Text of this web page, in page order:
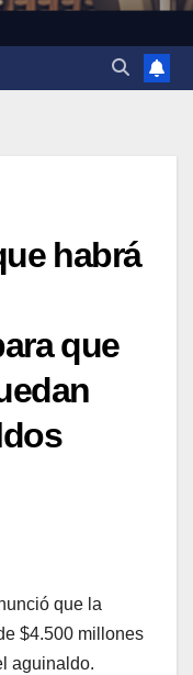
habrá
que
que la
$4.500 millones
aguinaldo.